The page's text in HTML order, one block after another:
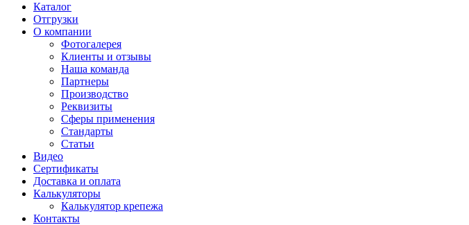
Каталог
Отгрузки
О компании
Фотогалерея
Клиенты и отзывы
Наша команда
Партнеры
Производство
Реквизиты
Сферы применения
Стандарты
Статьи
Видео
Сертификаты
Доставка и оплата
Калькуляторы
Калькулятор крепежа
Контакты